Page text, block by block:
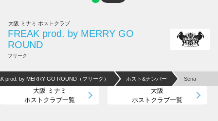
大阪 ミナミ ホストクラブ
FREAK prod. by MERRY GO
ROUND
フリーク
prod. by MERRY GO ROUND（フリーク） ホスト&ナンバー Sena
大阪 ミナミ
ホストクラブ一覧
大阪
ホストクラブ一覧